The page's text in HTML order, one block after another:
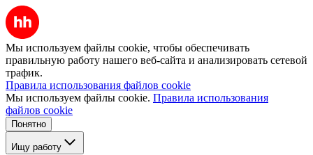
Мы используем файлы cookie, чтобы обеспечивать
правильную работу нашего веб-сайта и анализировать сетевой
трафик.
Правила использования файлов cookie
Мы используем файлы cookie. Правила использования
файлов cookie
Понятно
Ищу работу